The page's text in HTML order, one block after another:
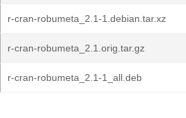
r-cran-robumeta_2.1-1.debian.tar.xz
r-cran-robumeta_2.1.orig.tar.gz
r-cran-robumeta_2.1-1_all.deb